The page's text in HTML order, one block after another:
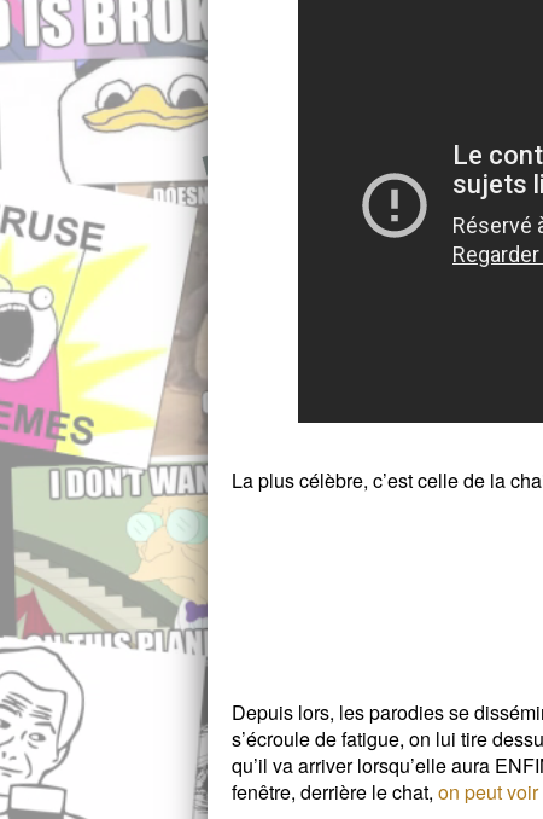
La plus célèbre, c’est celle de la
Depuis lors, les parodies se
s’écroule de fatigue, on lui tire
qu’il va arriver lorsqu’elle aura
fenêtre, derrière le chat, on peut